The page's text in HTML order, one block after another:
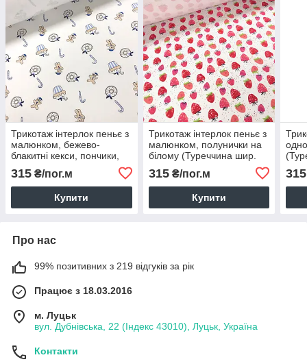
Трикотаж інтерлок пеньє з
малюнком, бежево-
блакитні кекси, пончики,
печива (Туреччина шир.
1,8 м)
315 ₴/пог.м
Купити
Трикотаж інтерлок пеньє з
малюнком, полунички на
білому (Туреччина шир.
315₴/пог.м
Купити
315
Про нас
99% позитивних з 219 відгуків за рік
Працює з 18.03.2016
м. Луцьк
вул. Дубнівська, 22 (Індекс 43010), Луцьк, Україна
Контакти